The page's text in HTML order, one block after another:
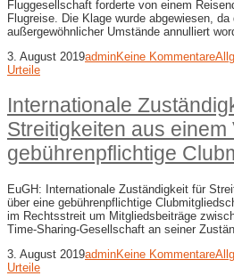
Fluggesellschaft forderte von einem
Flugreise. Die Klage wurde abgewiesen,
außergewöhnlicher Umstände annulliert
3. August 2019adminKeine Kommentare
Urteile
Internationale
Streitigkeiten aus
gebührenpflichtige
EuGH: Internationale Zuständigkeit für
über eine gebührenpflichtige
im Rechtsstreit um Mitgliedsbeiträge
Time-Sharing-Gesellschaft an seiner
3. August 2019adminKeine Kommentare
Urteile